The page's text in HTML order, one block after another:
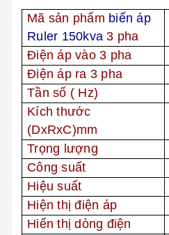
Mã sản phẩm biến áp
Ruler 150kva3 pha
Điện áp vào 3 pha
Điện áp ra 3 pha
Tần số ( Hz)
Kích thước
(DxRxC)mm
Trọng lượng
Công suất
Hiệu suất
Hiện thị điện áp
Hiển thị dòng điện